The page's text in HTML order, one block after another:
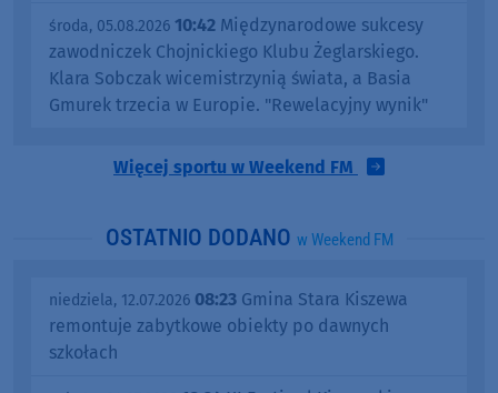
środa, 05.08.2026 10:42 Międzynarodowe sukcesy
zawodniczek Chojnickiego Klubu Żeglarskiego.
Klara Sobczak wicemistrzynią świata, a Basia
Gmurek trzecia w Europie. "Rewelacyjny wynik"
Więcej sportu w Weekend FM
OSTATNIO DODANO w Weekend FM
niedziela, 12.07.2026 08:23 Gmina Stara Kiszewa
remontuje zabytkowe obiekty po dawnych
szkołach